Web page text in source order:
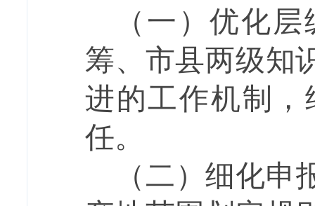
（一）优化层
筹、市县两级知
进的工作机制
任。
（二）细化申